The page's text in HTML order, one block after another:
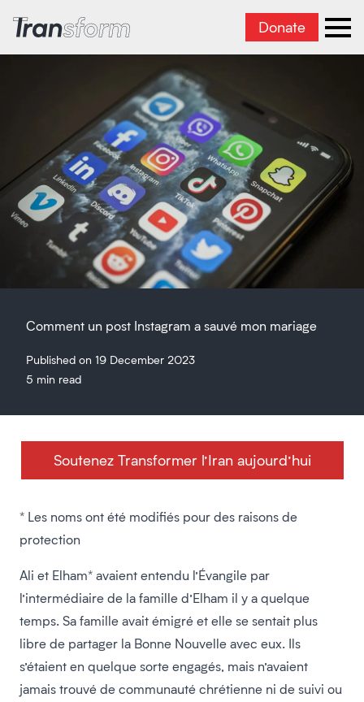
Transform Iran Donate
Comment un post Instagram a sauvé mon mariage
Published on 19 December 2023
5 min read
Soutenez Transformer l’Iran aujourd’hui
* Les noms ont été modifiés pour des raisons de
protection
Ali et Elham* avaient entendu l’Évangile par
l’intermédiaire de la famille d’Elham il y a quelque
temps. Sa famille avait émigré et elle se sentait plus
libre de partager la Bonne Nouvelle avec eux. Ils
s’étaient en quelque sorte engagés, mais n’avaient
jamais trouvé de communauté chrétienne ni de suivi ou